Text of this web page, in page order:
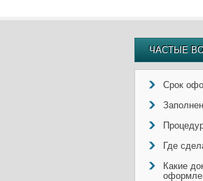
ЧАСТЫЕ
Срок
Где
Какие